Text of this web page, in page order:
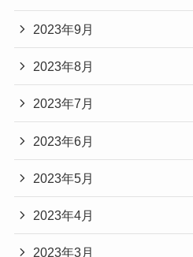
2023年9月
2023年8月
2023年7月
2023年6月
2023年5月
2023年4月
2023年3月